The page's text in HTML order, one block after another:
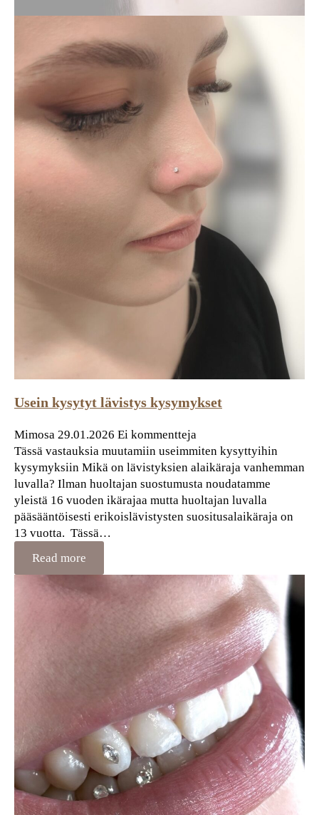
Usein kysytyt lävistys kysymykset
Mimosa 29.01.2026 Ei kommentteja
Tässä vastauksia muutamiin useimmiten kysyttyihin
kysymyksiin Mikä on lävistyksien alaikäraja vanhemman
luvalla? Ilman huoltajan suostumusta noudatamme
yleistä 16 vuoden ikärajaa mutta huoltajan luvalla
pääsääntöisesti erikoislävistysten suositusalaikäraja on
13 vuotta. Tässä…
Read more